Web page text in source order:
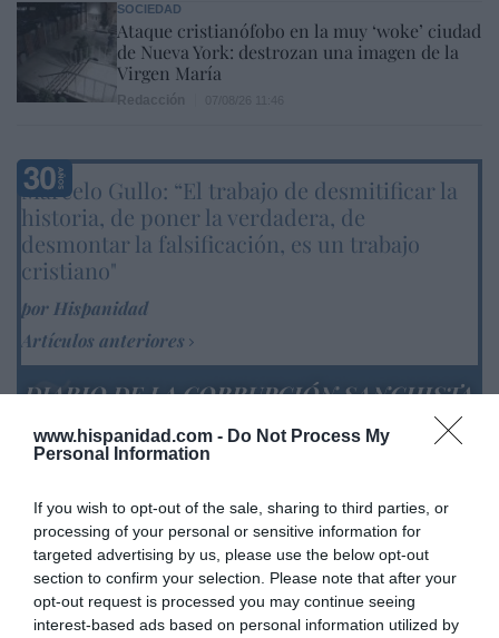
www.hispanidad.com - Do Not Process My
Personal Information
If you wish to opt-out of the sale, sharing to third parties, or
processing of your personal or sensitive information for
targeted advertising by us, please use the below opt-out
section to confirm your selection. Please note that after your
opt-out request is processed you may continue seeing
interest-based ads based on personal information utilized by
SOCIEDAD
Ataque cristianófobo en la muy ‘woke’ ciudad
de Nueva York: destrozan una imagen de la
Virgen María
Marcelo Gullo: “El trabajo de desmitificar la
historia, de poner la verdadera, de
desmontar la falsificación, es un trabajo
cristiano"
por Hispanidad
Artículos anteriores
DIARIO DE LA CORRUPCIÓN SANCHISTA
Diario de la corrupción sanchista. Hazte
“Pedro Sánchez es un criminal”
por Redacción
Artículos anteriores
Opinión